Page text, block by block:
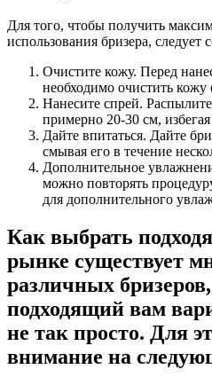
Для того, чтобы получить
использования бризера, следует
Очистите кожу. Перед
необходимо очистить кожу
Нанесите спрей.
примерно 20-30 см,
Дайте впитаться. Дайте
смывая его в течение
Дополнительное
можно повторять
для дополнительного
Как выбрать
рынке существует
различных
подходящий вам
не так просто. Для
внимание на